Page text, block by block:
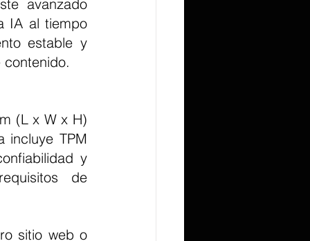
avanzado
IA al tiempo
estable y
incluye TPM
y
de